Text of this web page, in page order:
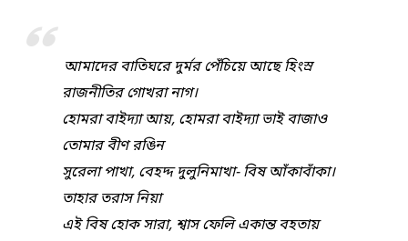
আমাদের বাতিঘরে দুর্মর পেঁচিয়ে আছে হিংস্র
রাজনীতির গোখরা নাগ।
হোমরা বাইদ্যা আয়, হোমরা বাইদ্যা ভাই বাজাও
তোমার বীণ রঙিন
সুরেলা পাখা, বেহদ্দ দুলুনিমাখা- বিষ আঁকাবাঁকা।
তাহার তরাস নিয়া
এই বিষ হোক সারা, শ্বাস ফেলি একান্ত বহতায়